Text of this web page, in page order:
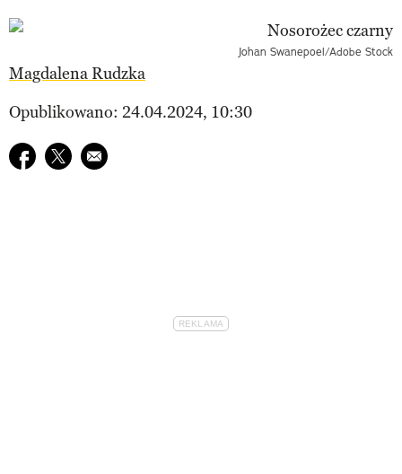
Johan Swanepoel/Adobe Stock
Magdalena Rudzka
Opublikowano: 24.04.2024, 10:30
Udostępnij na facebook
Udostępnij na twitter
E-mail do przyjaciela